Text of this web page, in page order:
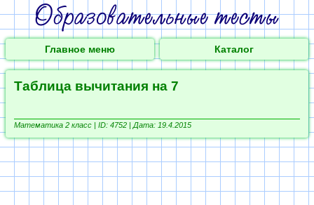
Главное меню Каталог
Таблица вычитания на 7
Математика 2 класс | ID: 4752 | Дата: 19.4.2015